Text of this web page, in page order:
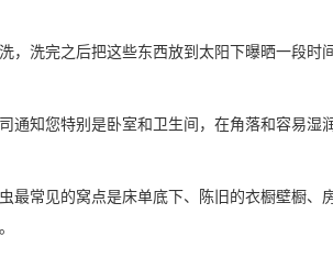
洗完之后把这些东西放到太阳下曝晒一段时
通知您特别是卧室和卫生间，在角落和容易湿
最常见的窝点是床单底下、陈旧的衣橱壁橱、